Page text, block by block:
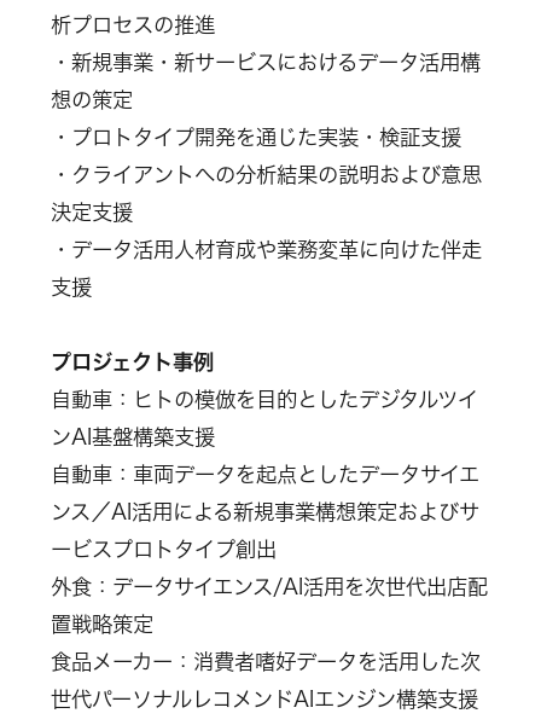
析プロセスの推進
・新規事業・新サービスにおけるデータ活用構
想の策定
・プロトタイプ開発を通じた実装・検証支援
・クライアントへの分析結果の説明および意思
決定支援
・データ活用人材育成や業務変革に向けた伴走
支援
プロジェクト事例
自動車：ヒトの模倣を目的としたデジタルツイ
ンAI基盤構築支援
自動車：車両データを起点としたデータサイエ
ンス／AI活用による新規事業構想策定およびサ
ービスプロトタイプ創出
外食：データサイエンス/AI活用を次世代出店配
置戦略策定
食品メーカー：消費者嗜好データを活用した次
世代パーソナルレコメンドAIエンジン構築支援